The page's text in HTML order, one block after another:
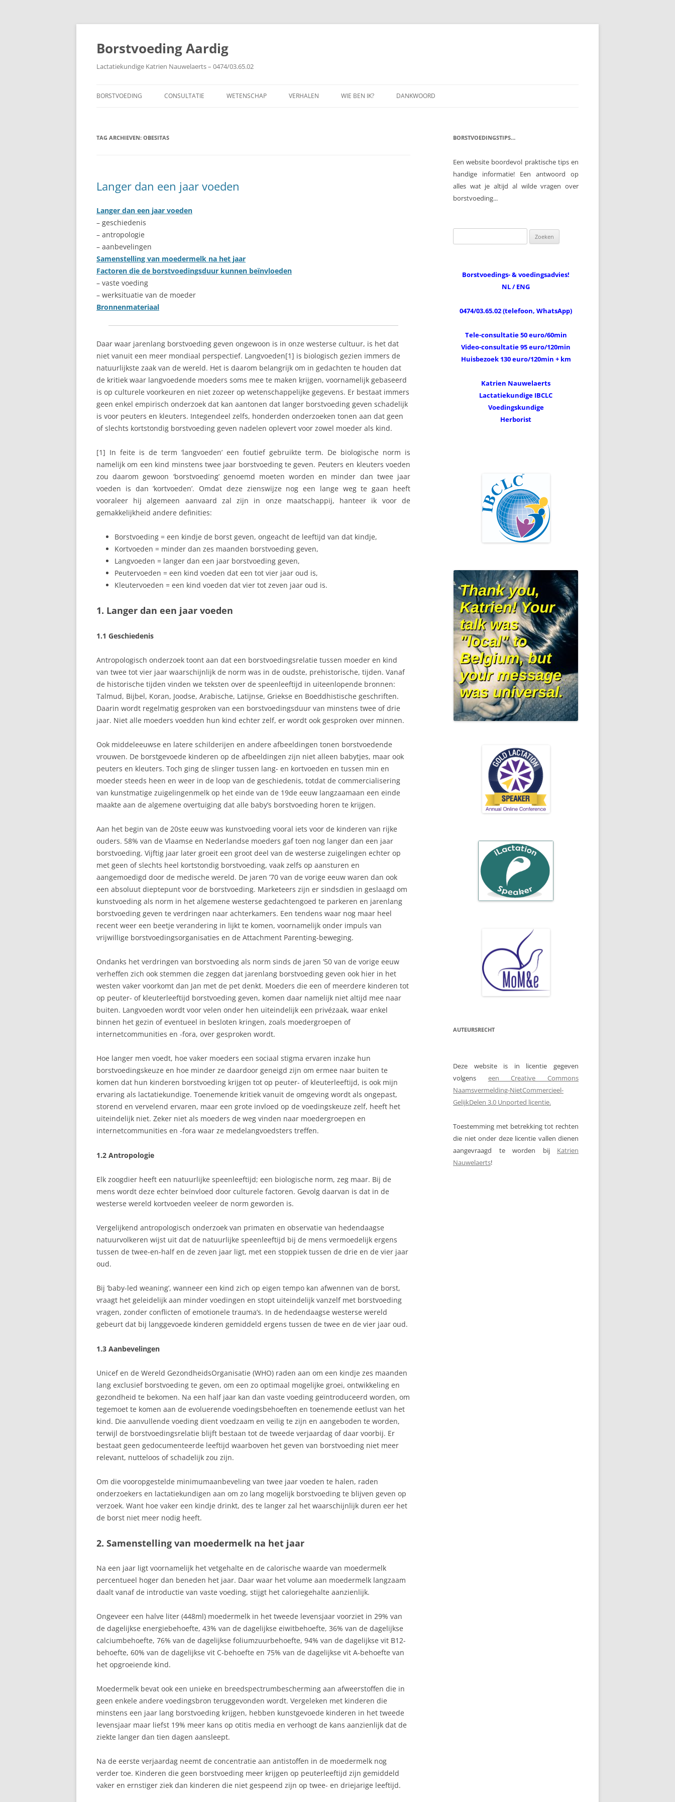
Ga
inhoud
Borstvoeding Aardig
Lactatiekundige Katrien Nauwelaerts – 0474/03.65.02
BORSTVOEDING
AFBOUWEN
BORSTEN
BORSTONTSTEKING
BORSTVOEDING EN DE
FEESTDAGEN
BORSTVOEDING IN HET
OPENBAAR
BORSTWEIGEREN
FLES WEIGEREN
GEWICHT VAN MAMA
KINDEROPVANG
KRAAMWEEK
KRAMPJES
LANGVOEDEN
MELKPRODUCTIE
MELKTEKORT
REFLUX
REGELDAGEN
RELACTATIE
SPRUW
TANDJES
TEPELKLOOFJES
TOESCHIETREFLEX
TWEELING
VASTE VOEDING
VOLLE BORSTEN
ZWANGERSCHAP
CONSULTATIE WETENSCHAP VERHALEN WIE BEN IK? DANKWOORD
TAG ARCHIEVEN: OBESITAS
Langer dan een jaar voeden
Langer dan een jaar voeden
– geschiedenis
– antropologie
– aanbevelingen
Samenstelling van moedermelk na het jaar
Factoren die de borstvoedingsduur kunnen beïnvloeden
– vaste voeding
– werksituatie van de moeder
Bronnenmateriaal
Daar waar jarenlang borstvoeding geven ongewoon is in onze westerse cultuur, is het dat
niet vanuit een meer mondiaal perspectief. Langvoeden[1] is biologisch gezien immers de
natuurlijkste zaak van de wereld. Het is daarom belangrijk om in gedachten te houden dat
de kritiek waar langvoedende moeders soms mee te maken krijgen, voornamelijk gebaseerd
is op culturele voorkeuren en niet zozeer op wetenschappelijke gegevens. Er bestaat immers
geen enkel empirisch onderzoek dat kan aantonen dat langer borstvoeding geven schadelijk
is voor peuters en kleuters. Integendeel zelfs, honderden onderzoeken tonen aan dat geen
of slechts kortstondig borstvoeding geven nadelen oplevert voor zowel moeder als kind.
[1] In feite is de term ‘langvoeden’ een foutief gebruikte term. De biologische norm is
namelijk om een kind minstens twee jaar borstvoeding te geven. Peuters en kleuters voeden
zou daarom gewoon ‘borstvoeding’ genoemd moeten worden en minder dan twee jaar
voeden is dan ‘kortvoeden’. Omdat deze zienswijze nog een lange weg te gaan heeft
vooraleer hij algemeen aanvaard zal zijn in onze maatschappij, hanteer ik voor de
gemakkelijkheid andere definities:
Borstvoeding = een kindje de borst geven, ongeacht de leeftijd van dat kindje,
Kortvoeden = minder dan zes maanden borstvoeding geven,
Langvoeden = langer dan een jaar borstvoeding geven,
Peutervoeden = een kind voeden dat een tot vier jaar oud is,
Kleutervoeden = een kind voeden dat vier tot zeven jaar oud is.
1. Langer dan een jaar voeden
1.1 Geschiedenis
Antropologisch onderzoek toont aan dat een borstvoedingsrelatie tussen moeder en kind
van twee tot vier jaar waarschijnlijk de norm was in de oudste, prehistorische, tijden. Vanaf
de historische tijden vinden we teksten over de speenleeftijd in uiteenlopende bronnen:
Talmud, Bijbel, Koran, Joodse, Arabische, Latijnse, Griekse en Boeddhistische geschriften.
Daarin wordt regelmatig gesproken van een borstvoedingsduur van minstens twee of drie
jaar. Niet alle moeders voedden hun kind echter zelf, er wordt ook gesproken over minnen.
Ook middeleeuwse en latere schilderijen en andere afbeeldingen tonen borstvoedende
vrouwen. De borstgevoede kinderen op de afbeeldingen zijn niet alleen babytjes, maar ook
peuters en kleuters. Toch ging de slinger tussen lang- en kortvoeden en tussen min en
moeder steeds heen en weer in de loop van de geschiedenis, totdat de commercialisering
van kunstmatige zuigelingenmelk op het einde van de 19de eeuw langzaamaan een einde
maakte aan de algemene overtuiging dat alle baby’s borstvoeding horen te krijgen.
Aan het begin van de 20ste eeuw was kunstvoeding vooral iets voor de kinderen van rijke
ouders. 58% van de Vlaamse en Nederlandse moeders gaf toen nog langer dan een jaar
borstvoeding. Vijftig jaar later groeit een groot deel van de westerse zuigelingen echter op
met geen of slechts heel kortstondig borstvoeding, vaak zelfs op aansturen en
aangemoedigd door de medische wereld. De jaren ’70 van de vorige eeuw waren dan ook
een absoluut dieptepunt voor de borstvoeding. Marketeers zijn er sindsdien in geslaagd om
kunstvoeding als norm in het algemene westerse gedachtengoed te parkeren en jarenlang
borstvoeding geven te verdringen naar achterkamers. Een tendens waar nog maar heel
recent weer een beetje verandering in lijkt te komen, voornamelijk onder impuls van
vrijwillige borstvoedingsorganisaties en de Attachment Parenting-beweging.
Ondanks het verdringen van borstvoeding als norm sinds de jaren ’50 van de vorige eeuw
verheffen zich ook stemmen die zeggen dat jarenlang borstvoeding geven ook hier in het
westen vaker voorkomt dan Jan met de pet denkt. Moeders die een of meerdere kinderen tot
op peuter- of kleuterleeftijd borstvoeding geven, komen daar namelijk niet altijd mee naar
buiten. Langvoeden wordt voor velen onder hen uiteindelijk een privézaak, waar enkel
binnen het gezin of eventueel in besloten kringen, zoals moedergroepen of
internetcommunities en -fora, over gesproken wordt.
Hoe langer men voedt, hoe vaker moeders een sociaal stigma ervaren inzake hun
borstvoedingskeuze en hoe minder ze daardoor geneigd zijn om ermee naar buiten te
komen dat hun kinderen borstvoeding krijgen tot op peuter- of kleuterleeftijd, is ook mijn
ervaring als lactatiekundige. Toenemende kritiek vanuit de omgeving wordt als ongepast,
storend en vervelend ervaren, maar een grote invloed op de voedingskeuze zelf, heeft het
uiteindelijk niet. Zeker niet als moeders de weg vinden naar moedergroepen en
internetcommunities en -fora waar ze medelangvoedsters treffen.
1.2 Antropologie
Elk zoogdier heeft een natuurlijke speenleeftijd; een biologische norm, zeg maar. Bij de
mens wordt deze echter beïnvloed door culturele factoren. Gevolg daarvan is dat in de
westerse wereld kortvoeden veeleer de norm geworden is.
Vergelijkend antropologisch onderzoek van primaten en observatie van hedendaagse
natuurvolkeren wijst uit dat de natuurlijke speenleeftijd bij de mens vermoedelijk ergens
tussen de twee-en-half en de zeven jaar ligt, met een stoppiek tussen de drie en de vier jaar
oud.
Bij ‘baby-led weaning’, wanneer een kind zich op eigen tempo kan afwennen van de borst,
vraagt het geleidelijk aan minder voedingen en stopt uiteindelijk vanzelf met borstvoeding
vragen, zonder conflicten of emotionele trauma’s. In de hedendaagse westerse wereld
gebeurt dat bij langgevoede kinderen gemiddeld ergens tussen de twee en de vier jaar oud.
1.3 Aanbevelingen
Unicef en de Wereld GezondheidsOrganisatie (WHO) raden aan om een kindje zes maanden
lang exclusief borstvoeding te geven, om een zo optimaal mogelijke groei, ontwikkeling en
gezondheid te bekomen. Na een half jaar kan dan vaste voeding geïntroduceerd worden, om
tegemoet te komen aan de evoluerende voedingsbehoeften en toenemende eetlust van het
kind. Die aanvullende voeding dient voedzaam en veilig te zijn en aangeboden te worden,
terwijl de borstvoedingsrelatie blijft bestaan tot de tweede verjaardag of daar voorbij. Er
bestaat geen gedocumenteerde leeftijd waarboven het geven van borstvoeding niet meer
relevant, nutteloos of schadelijk zou zijn.
Om die vooropgestelde minimumaanbeveling van twee jaar voeden te halen, raden
onderzoekers en lactatiekundigen aan om zo lang mogelijk borstvoeding te blijven geven op
verzoek. Want hoe vaker een kindje drinkt, des te langer zal het waarschijnlijk duren eer het
de borst niet meer nodig heeft.
2. Samenstelling van moedermelk na het jaar
Na een jaar ligt voornamelijk het vetgehalte en de calorische waarde van moedermelk
percentueel hoger dan beneden het jaar. Daar waar het volume aan moedermelk langzaam
daalt vanaf de introductie van vaste voeding, stijgt het caloriegehalte aanzienlijk.
Ongeveer een halve liter (448ml) moedermelk in het tweede levensjaar voorziet in 29% van
de dagelijkse energiebehoefte, 43% van de dagelijkse eiwitbehoefte, 36% van de dagelijkse
calciumbehoefte, 76% van de dagelijkse foliumzuurbehoefte, 94% van de dagelijkse vit B12-
behoefte, 60% van de dagelijkse vit C-behoefte en 75% van de dagelijkse vit A-behoefte van
het opgroeiende kind.
Moedermelk bevat ook een unieke en breedspectrumbescherming aan afweerstoffen die in
geen enkele andere voedingsbron teruggevonden wordt. Vergeleken met kinderen die
minstens een jaar lang borstvoeding krijgen, hebben kunstgevoede kinderen in het tweede
levensjaar maar liefst 19% meer kans op otitis media en verhoogt de kans aanzienlijk dat de
ziekte langer dan tien dagen aansleept.
Na de eerste verjaardag neemt de concentratie aan antistoffen in de moedermelk nog
verder toe. Kinderen die geen borstvoeding meer krijgen op peuterleeftijd zijn gemiddeld
vaker en ernstiger ziek dan kinderen die niet gespeend zijn op twee- en driejarige leeftijd.
BORSTVOEDINGSTIPS…
Een website boordevol praktische tips en
handige informatie! Een antwoord op
alles wat je altijd al wilde vragen over
borstvoeding...
naar:
Borstvoedings- & voedingsadvies!
NL / ENG
0474/03.65.02 (telefoon, WhatsApp)
Tele-consultatie 50 euro/60min
Video-consultatie 95 euro/120min
Huisbezoek 130 euro/120min + km
Katrien Nauwelaerts
Lactatiekundige IBCLC
Voedingskundige
Herborist
AUTEURSRECHT
Deze website is in licentie gegeven
volgens een Creative Commons
Naamsvermelding-NietCommercieel-
GelijkDelen 3.0 Unported licentie.
Toestemming met betrekking tot rechten
die niet onder deze licentie vallen dienen
aangevraagd te worden bij Katrien
Nauwelaerts!